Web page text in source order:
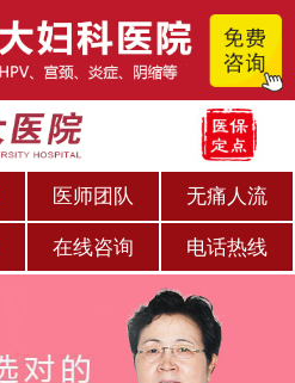
医师团队 无痛人流
在线咨询 电话热线